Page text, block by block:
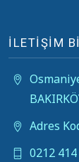
İLETİŞİM
Adres
0212